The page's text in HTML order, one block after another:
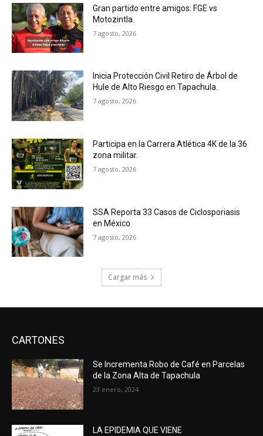
Gran partido entre amigos: FGE vs
Motozintla.
7 agosto, 2026
Inicia Protección Civil Retiro de Árbol de
Hule de Alto Riesgo en Tapachula.
7 agosto, 2026
Participa en la Carrera Atlética 4K de la 36
zona militar.
7 agosto, 2026
SSA Reporta 33 Casos de Ciclosporiasis
en México
7 agosto, 2026
Cargar más
CARTONES
Se Incrementa Robo de Café en Parcelas
de la Zona Alta de Tapachula
23 enero, 2024
LA EPIDEMIA QUE VIENE